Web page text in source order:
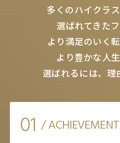
多くのハイクラ
選ばれてきたフ
より満足のいく
より豊かな人
選ばれるには、理
01 / ACHIEVEMENT